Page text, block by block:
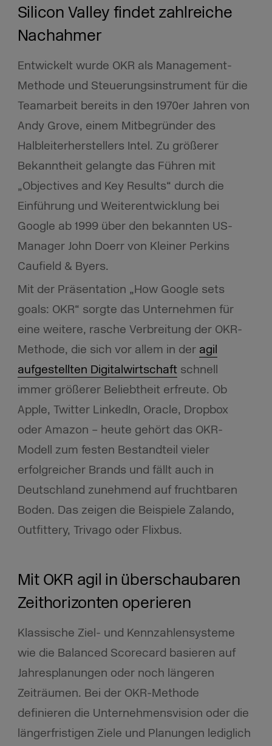
Silicon Valley findet zahlreiche
Nachahmer
Entwickelt wurde OKR als Management-
Methode und Steuerungsinstrument für die
Teamarbeit bereits in den 1970er Jahren von
Andy Grove, einem Mitbegründer des
Halbleiterherstellers Intel. Zu größerer
Bekanntheit gelangte das Führen mit
„Objectives and Key Results“ durch die
Einführung und Weiterentwicklung bei
Google ab 1999 über den bekannten US-
Manager John Doerr von Kleiner Perkins
Caufield & Byers.
Mit der Präsentation „How Google sets
goals: OKR“ sorgte das Unternehmen für
eine weitere, rasche Verbreitung der OKR-
Methode, die sich vor allem in der agil
aufgestellten Digitalwirtschaftschnell
immer größerer Beliebtheit erfreute. Ob
Apple, Twitter LinkedIn, Oracle, Dropbox
oder Amazon – heute gehört das OKR-
Modell zum festen Bestandteil vieler
erfolgreicher Brands und fällt auch in
Deutschland zunehmend auf fruchtbaren
Boden. Das zeigen die Beispiele Zalando,
Outfittery, Trivago oder Flixbus.
Mit OKR agil in überschaubaren
Zeithorizonten operieren
Klassische Ziel- und Kennzahlensysteme
wie die Balanced Scorecard basieren auf
Jahresplanungen oder noch längeren
Zeiträumen. Bei der OKR-Methode
definieren die Unternehmensvision oder die
längerfristigen Ziele und Planungen lediglich